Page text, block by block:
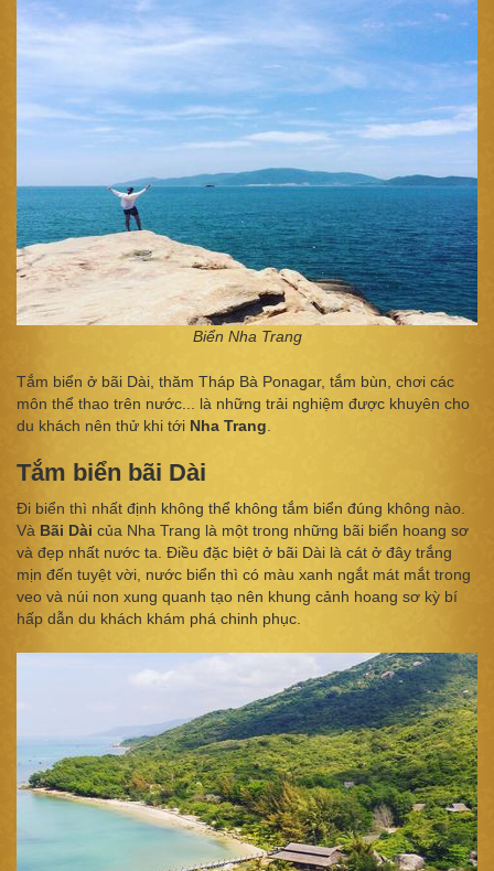
Biển Nha Trang
Tắm biển ở bãi Dài, thăm Tháp Bà Ponagar, tắm bùn, chơi các
môn thể thao trên nước... là những trải nghiệm được khuyên cho
du khách nên thử khi tới Nha Trang.
Tắm biển bãi Dài
Đi biển thì nhất định không thể không tắm biển đúng không nào.
Và Bãi Dài của Nha Trang là một trong những bãi biển hoang sơ
và đẹp nhất nước ta. Điều đặc biệt ở bãi Dài là cát ở đây trắng
mịn đến tuyệt vời, nước biển thì có màu xanh ngắt mát mắt trong
veo và núi non xung quanh tạo nên khung cảnh hoang sơ kỳ bí
hấp dẫn du khách khám phá chinh phục.